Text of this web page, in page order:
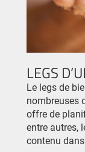
LEGS
Le legs de
nombreuses
offre de
entre autres,
contenu